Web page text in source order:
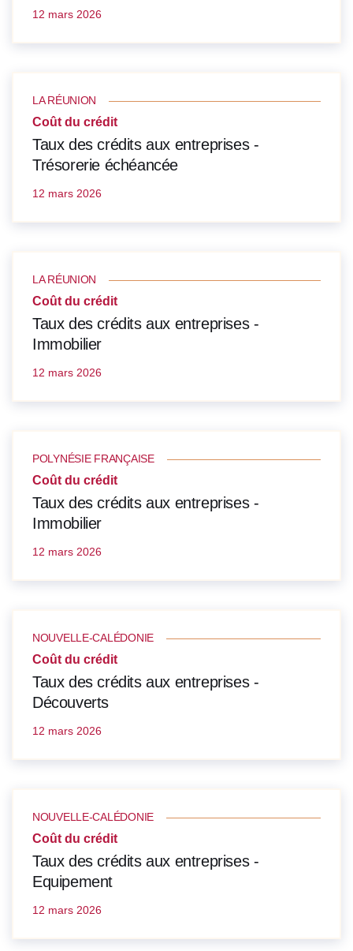
12 mars 2026
LA RÉUNION
Coût du crédit
Taux des crédits aux entreprises -
Trésorerie échéancée
12 mars 2026
LA RÉUNION
Coût du crédit
Taux des crédits aux entreprises -
Immobilier
12 mars 2026
POLYNÉSIE FRANÇAISE
Coût du crédit
Taux des crédits aux entreprises -
Immobilier
12 mars 2026
NOUVELLE-CALÉDONIE
Coût du crédit
Taux des crédits aux entreprises -
Découverts
12 mars 2026
NOUVELLE-CALÉDONIE
Coût du crédit
Taux des crédits aux entreprises -
Equipement
12 mars 2026